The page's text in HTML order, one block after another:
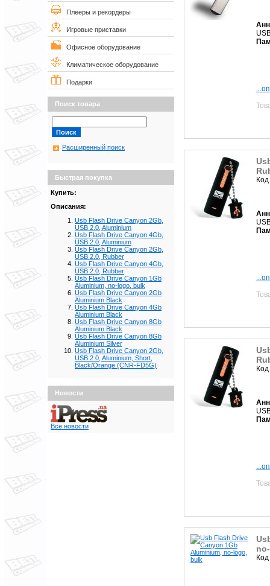
Плееры и рекордеры
Игровые приставки
Офисное оборудование
Климатическое оборудование
Подарки
Поиск товара
Расширенный поиск
Быстрая покупка
Купить:
Описания:
Usb Flash Drive Canyon 2Gb,
USB 2.0, Aluminium
Usb Flash Drive Canyon 4Gb,
USB 2.0, Aluminium
Usb Flash Drive Canyon 2Gb,
USB 2.0, Rubber
Usb Flash Drive Canyon 4Gb,
USB 2.0, Rubber
Usb Flash Drive Canyon 1Gb
Aluminium, no-logo, bulk
Usb Flash Drive Canyon 2Gb
Aluminium Black
Usb Flash Drive Canyon 4Gb
Aluminium Black
Usb Flash Drive Canyon 8Gb
Aluminium Black
Usb Flash Drive Canyon 8Gb
Aluminium Silver
Usb Flash Drive Canyon 2Gb,
USB 2.0, Aluminium, Short,
Black/Orange (CNR-FD5G)
Новости
Все новости